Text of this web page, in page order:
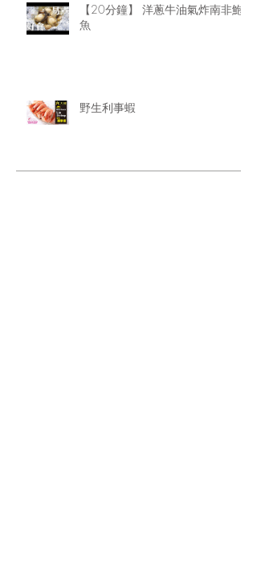
【20分鐘】 洋蔥牛油氣炸南非鮑
魚
野生利事蝦